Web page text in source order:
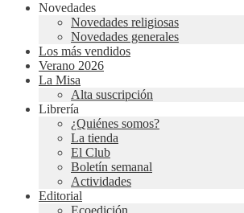
Novedades
Novedades religiosas
Novedades generales
Los más vendidos
Verano 2026
La Misa
Alta suscripción
Librería
¿Quiénes somos?
La tienda
El Club
Boletín semanal
Actividades
Editorial
Ecoedición